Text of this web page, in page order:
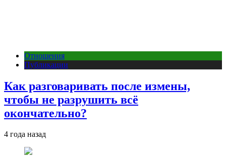
Отношения
Публикации
Как разговаривать после измены,
чтобы не разрушить всё
окончательно?
4 года назад